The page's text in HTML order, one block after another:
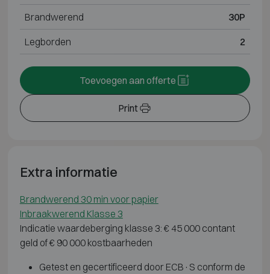
Brandwerend 30P
Legborden 2
Print
Toevoegen aan offerte
Extra informatie
Brandwerend 30 min voor papier
Inbraakwerend Klasse 3
Indicatie waardeberging klasse 3: € 45 000 contant
geld of € 90 000 kostbaarheden
Getest en gecertificeerd door ECB·S conform de